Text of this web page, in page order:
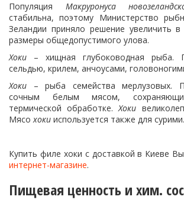
Популяция Макруронуса
стабильна, поэтому Министерство
Зеландии приняло решение увеличить
размеры общедопустимого улова.
Хоки – хищная глубоководная рыба.
сельдью, крилем, анчоусами,
Хоки – рыба семейства мерлузовых.
сочным белым мясом,
термической обработке.Хоки
Мясохоки используется также для сурими.
Купить филе хоки с доставкой в Киеве
интернет-магазине.
Пищевая ценность и хим.